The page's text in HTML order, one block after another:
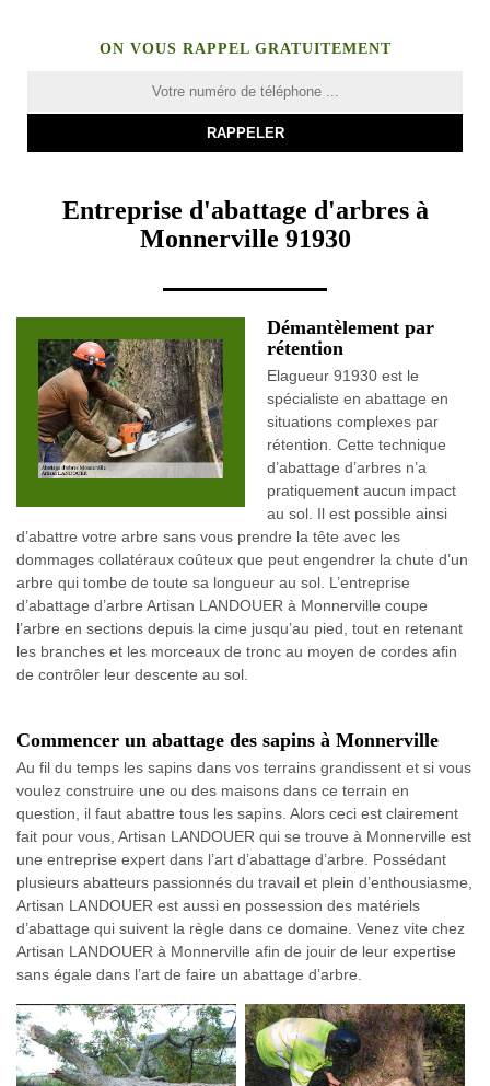
ON VOUS RAPPEL GRATUITEMENT
Entreprise d'abattage d'arbres à
Monnerville 91930
Démantèlement par
rétention
Elagueur 91930 est le
spécialiste en abattage en
situations complexes par
rétention. Cette technique
d’abattage d’arbres n’a
pratiquement aucun impact
au sol. Il est possible ainsi
d’abattre votre arbre sans vous prendre la tête avec les
dommages collatéraux coûteux que peut engendrer la chute d’un
arbre qui tombe de toute sa longueur au sol. L’entreprise
d’abattage d’arbre Artisan LANDOUER à Monnerville coupe
l’arbre en sections depuis la cime jusqu’au pied, tout en retenant
les branches et les morceaux de tronc au moyen de cordes afin
de contrôler leur descente au sol.
Commencer un abattage des sapins à Monnerville
Au fil du temps les sapins dans vos terrains grandissent et si vous
voulez construire une ou des maisons dans ce terrain en
question, il faut abattre tous les sapins. Alors ceci est clairement
fait pour vous, Artisan LANDOUER qui se trouve à Monnerville est
une entreprise expert dans l’art d’abattage d’arbre. Possédant
plusieurs abatteurs passionnés du travail et plein d’enthousiasme,
Artisan LANDOUER est aussi en possession des matériels
d’abattage qui suivent la règle dans ce domaine. Venez vite chez
Artisan LANDOUER à Monnerville afin de jouir de leur expertise
sans égale dans l’art de faire un abattage d’arbre.